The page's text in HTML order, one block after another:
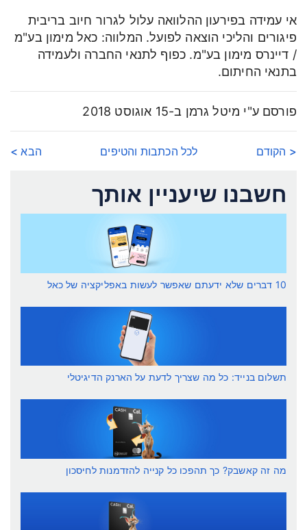
אי עמידה בפירעון ההלוואה עלול לגרור חיוב בריבית
פיגורים והליכי הוצאה לפועל. המלווה: כאל מימון בע"מ
/ דיינרס מימון בע"מ. כפוף לתנאי החברה ולעמידה
בתנאי החיתום.
פורסם ע"י מיטל גרמן ב-15 אוגוסט 2018
< הקודם לכל הכתבות והטיפים הבא >
חשבנו שיעניין אותך
10 דברים שלא ידעתם שאפשר לעשות באפליקציה של כאל
תשלום בנייד: כל מה שצריך לדעת על הארנק הדיגיטלי
מה זה קאשבק? כך תהפכו כל קנייה להזדמנות לחיסכון